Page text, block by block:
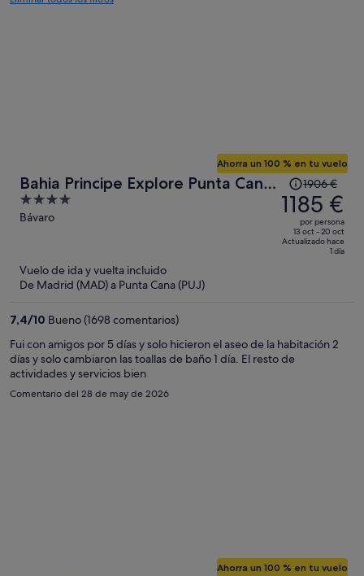
Bahia Principe Explore Punta Cana
- Hyatt Inclusive Collection - All
Inclusive
4
out
Bávaro
Ahorra un 100 % en tu vuelo
El
precio
era
de
1906 €,
persona
1906 €
1185 €
por persona
13 oct - 20 oct
Actualizado hace
1 día
Vuelo de ida y vuelta incluido
De Madrid (MAD) a Punta Cana (PUJ)
7,4/10 Bueno (1698 comentarios)
Fui con amigos por 5 días y solo hicieron el aseo de la habitación 2
días y solo cambiaron las toallas de baño 1 día. El resto de
actividades y servicios bien
Comentario del 28 de may de 2026
Ahorra un 100 % en tu vuelo